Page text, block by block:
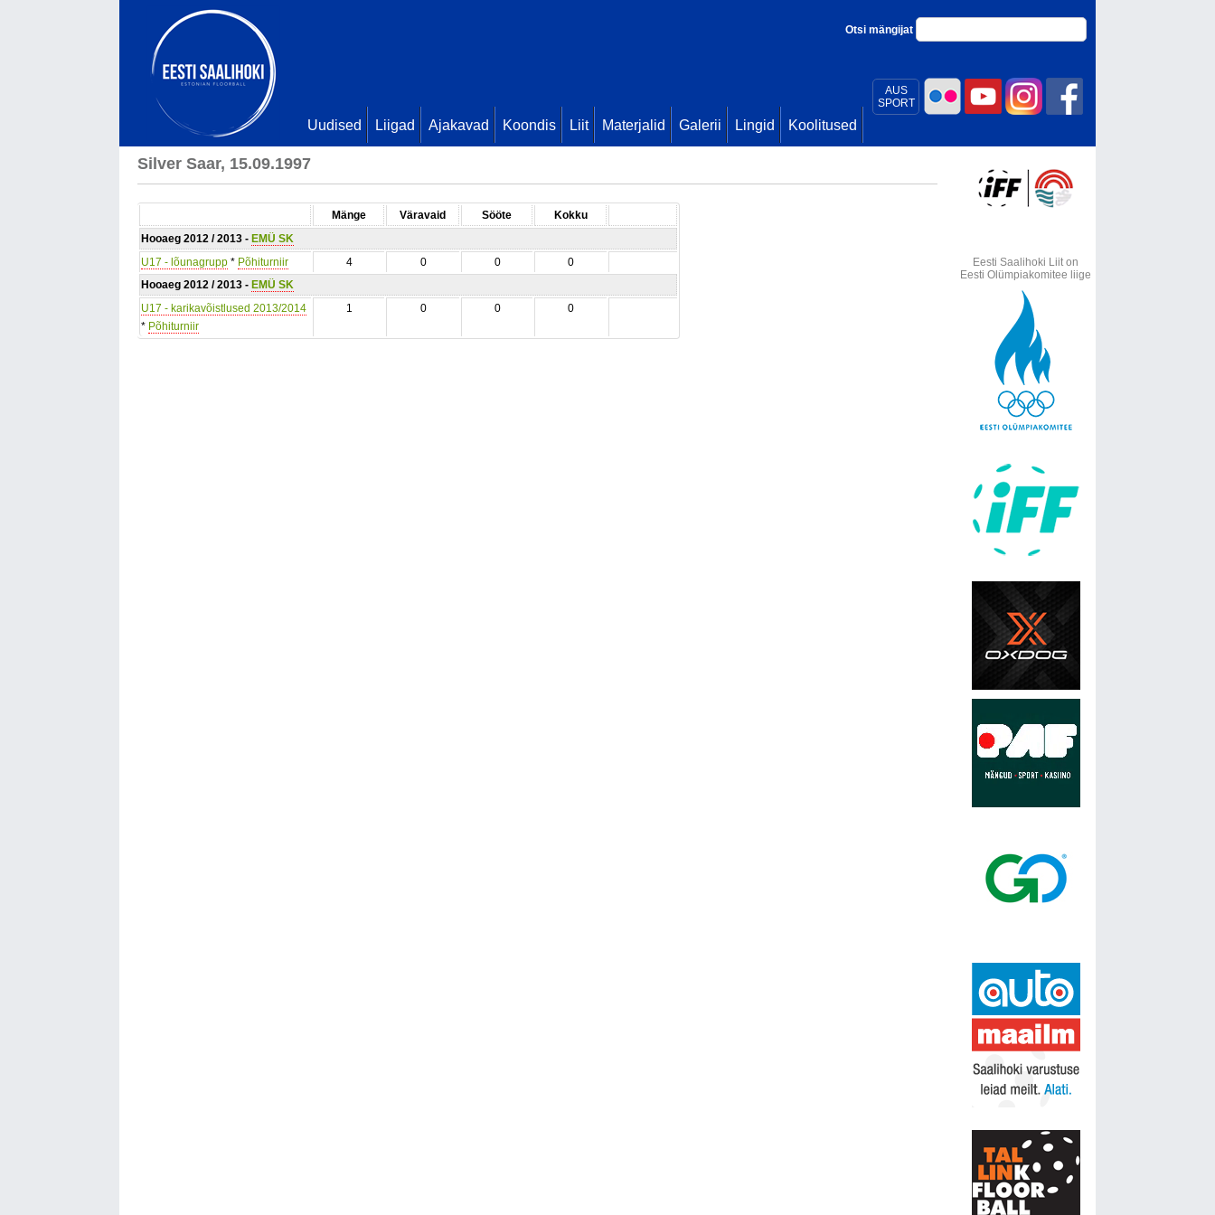
AUS
SPORT
Otsi mängijat
Uudised Liigad Ajakavad Koondis Liit Materjalid Galerii Lingid Koolitused
Silver Saar, 15.09.1997
Mänge Väravaid Sööte
Kokku
Hooaeg 2012 / 2013 - EMÜ SK
U17 - lõunagrupp * Põhiturniir 4 0 0
0
Hooaeg 2012 / 2013 - EMÜ SK
U17 - karikavõistlused 2013/2014
* Põhiturniir
1 0 0 0
Eesti Saalihoki Liit on
Eesti Olümpiakomitee liige